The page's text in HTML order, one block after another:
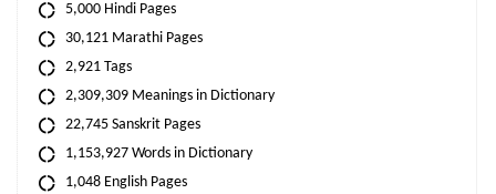
5,000 Hindi Pages
30,121 Marathi Pages
2,921 Tags
2,309,309 Meanings in Dictionary
22,745 Sanskrit Pages
1,153,927 Words in Dictionary
1,048 English Pages